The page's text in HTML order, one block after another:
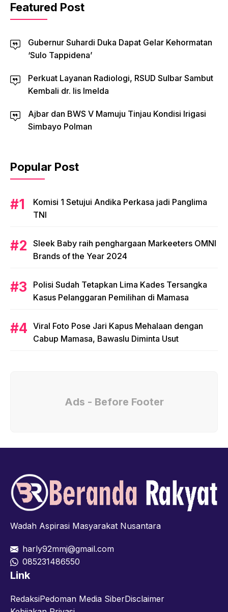
Featured Post
Gubernur Suhardi Duka Dapat Gelar Kehormatan
‘Sulo Tappidena’
Perkuat Layanan Radiologi, RSUD Sulbar Sambut
Kembali dr. Iis Imelda
Ajbar dan BWS V Mamuju Tinjau Kondisi Irigasi
Simbayo Polman
Popular Post
Komisi 1 Setujui Andika Perkasa jadi Panglima
TNI
Sleek Baby raih penghargaan Markeeters OMNI
Brands of the Year 2024
Polisi Sudah Tetapkan Lima Kades Tersangka
Kasus Pelanggaran Pemilihan di Mamasa
Viral Foto Pose Jari Kapus Mehalaan dengan
Cabup Mamasa, Bawaslu Diminta Usut
Ads - Before Footer
Wadah Aspirasi Masyarakat Nusantara
harly92mmj@gmail.com
085231486550
Link
RedaksiPedoman Media SiberDisclaimer